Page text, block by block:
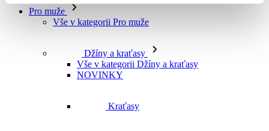
Pro muže
Vše v kategorii Pro muže
Džíny a kraťasy
Vše v kategorii Džíny a kraťasy
NOVINKY
Kraťasy